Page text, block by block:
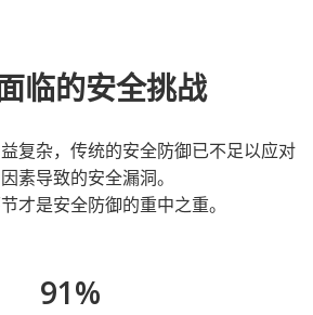
临的安全挑战
复杂，传统的安全防御已不足以应对
素导致的安全漏洞。
才是安全防御的重中之重。
91%